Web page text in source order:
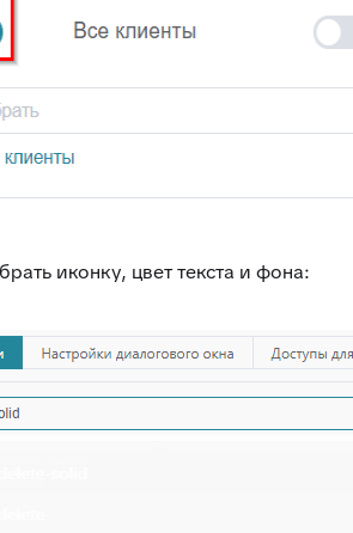
иконку, цвет текста и фона: